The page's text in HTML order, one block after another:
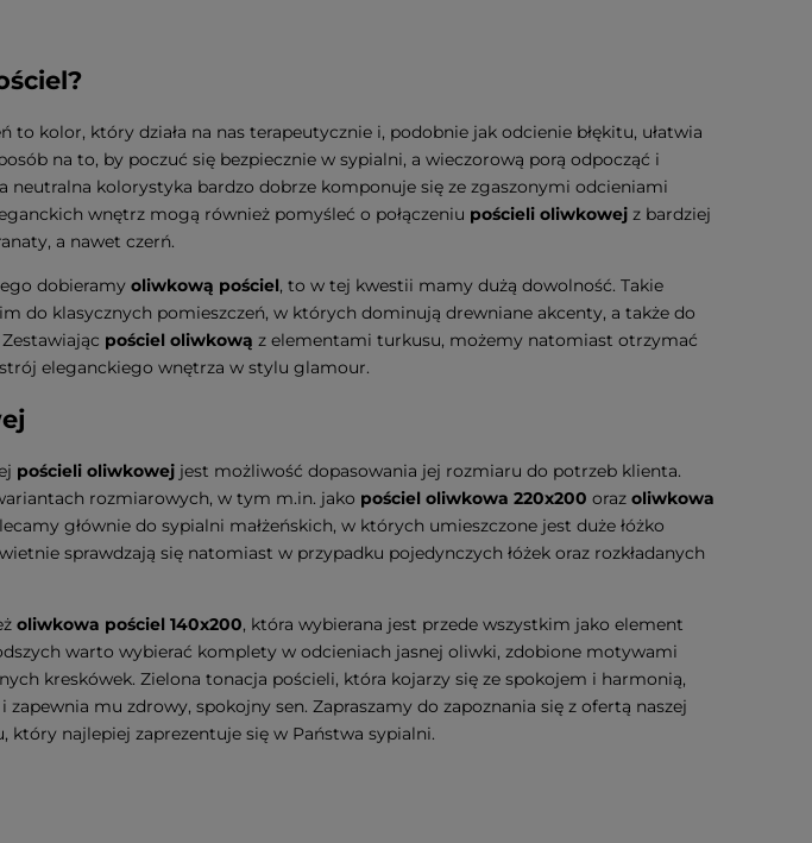
to kolor, który działa na nas terapeutycznie i, podobnie jak odcienie błękitu, ułatwia
na to, by poczuć się bezpiecznie w sypialni, a wieczorową porą odpocząć i
neutralna kolorystyka bardzo dobrze komponuje się ze zgaszonymi odcieniami
wnętrz mogą również pomyśleć o połączeniu pościeli oliwkowej z bardziej
a nawet czerń.
dobieramy oliwkową pościel, to w tej kwestii mamy dużą dowolność. Takie
do klasycznych pomieszczeń, w których dominują drewniane akcenty, a także do
pościel oliwkową z elementami turkusu, możemy natomiast otrzymać
eleganckiego wnętrza w stylu glamour.
pościeli oliwkowej jest możliwość dopasowania jej rozmiaru do potrzeb klienta.
rozmiarowych, w tym m.in. jako pościel oliwkowa 220x200 oraz oliwkowa
głównie do sypialni małżeńskich, w których umieszczone jest duże łóżko
sprawdzają się natomiast w przypadku pojedynczych łóżek oraz rozkładanych
oliwkowa pościel 140x200, która wybierana jest przede wszystkim jako element
warto wybierać komplety w odcieniach jasnej oliwki, zdobione motywami
kreskówek. Zielona tonacja pościeli, która kojarzy się ze spokojem i harmonią,
mu zdrowy, spokojny sen. Zapraszamy do zapoznania się z ofertą naszej
który najlepiej zaprezentuje się w Państwa sypialni.